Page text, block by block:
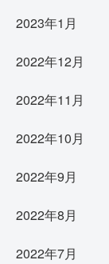
2023年1月
2022年12月
2022年11月
2022年10月
2022年9月
2022年8月
2022年7月